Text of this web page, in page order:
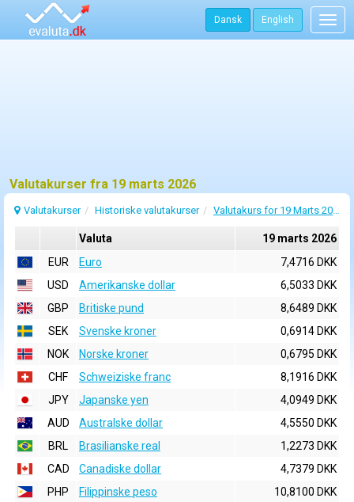
Dansk English
Valutakurser fra 19 marts 2026
Valutakurser Historiske valutakurser Valutakurs for 19 Marts 2026
Valuta
19 marts 2026
EUR
Euro
7,4716 DKK
USD
Amerikanske dollar
6,5033 DKK
GBP
Britiske pund
8,6489 DKK
SEK
Svenske kroner
0,6914 DKK
NOK
Norske kroner
0,6795 DKK
CHF
Schweiziske franc
8,1916 DKK
JPY
Japanske yen
4,0949 DKK
AUD
Australske dollar
4,5550 DKK
BRL
Brasilianske real
1,2273 DKK
CAD
Canadiske dollar
4,7379 DKK
PHP
Filippinske peso
10,8100 DKK